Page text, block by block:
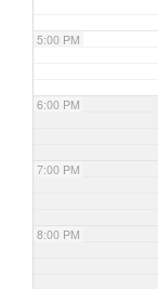
5:00 PM
6:00 PM
7:00 PM
8:00 PM